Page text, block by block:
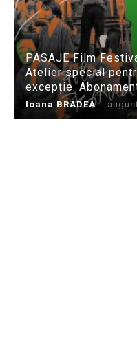
PASAJE Film
Atelier special
excepție.
Ioana BRADEA -